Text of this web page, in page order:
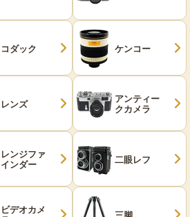
コダック ケンコー
レンズ アンティー
クカメラ
レンジファ
インダー 二眼レフ
ビデオカメ 三脚